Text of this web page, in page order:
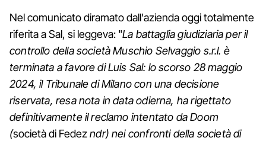
Nel comunicato diramato dall'azienda oggi totalmente
riferita a Sal, si leggeva: "La battaglia giudiziaria per il
controllo della società Muschio Selvaggio s.r.l. è
terminata a favore di Luis Sal: lo scorso 28 maggio
2024, il Tribunale di Milano con una decisione
riservata, resa nota in data odierna, ha rigettato
definitivamente il reclamo intentato da Doom
(società di Fedezndr) nei confronti della società di